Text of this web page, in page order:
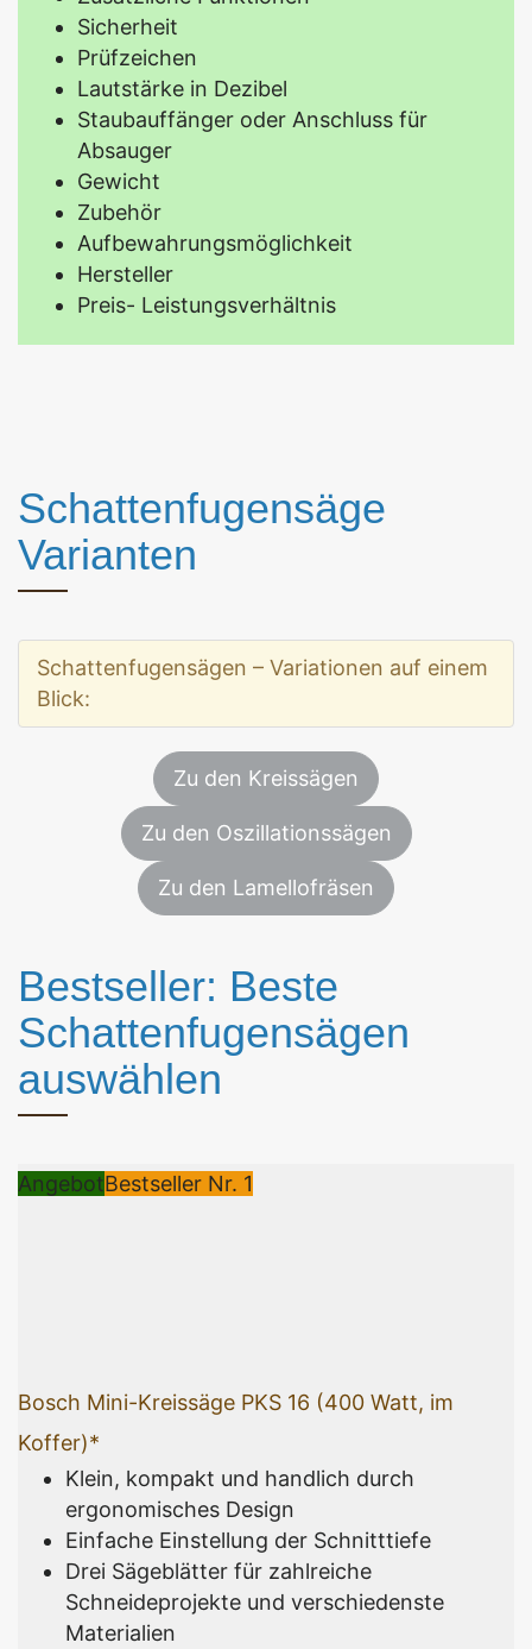
Sicherheit
Prüfzeichen
Lautstärke in Dezibel
Staubauffänger oder Anschluss für
Absauger
Gewicht
Zubehör
Aufbewahrungsmöglichkeit
Hersteller
Preis- Leistungsverhältnis
Schattenfugensäge
Varianten
Schattenfugensägen – Variationen auf einem
Blick:
Zu den Kreissägen
Zu den Oszillationssägen
Zu den Lamellofräsen
Bestseller: Beste
Schattenfugensägen
auswählen
AngebotBestseller Nr. 1
Bosch Mini-Kreissäge PKS 16 (400 Watt, im
Koffer)*
Klein, kompakt und handlich durch
ergonomisches Design
Einfache Einstellung der Schnitttiefe
Drei Sägeblätter für zahlreiche
Schneideprojekte und verschiedenste
Materialien